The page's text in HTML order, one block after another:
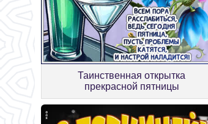
Таинственная открытка
прекрасной пятницы